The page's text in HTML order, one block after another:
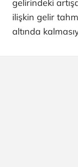
gelirindeki
ilişkin gelir
altında